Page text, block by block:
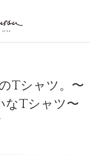
Tシャツ。〜
なTシャツ〜